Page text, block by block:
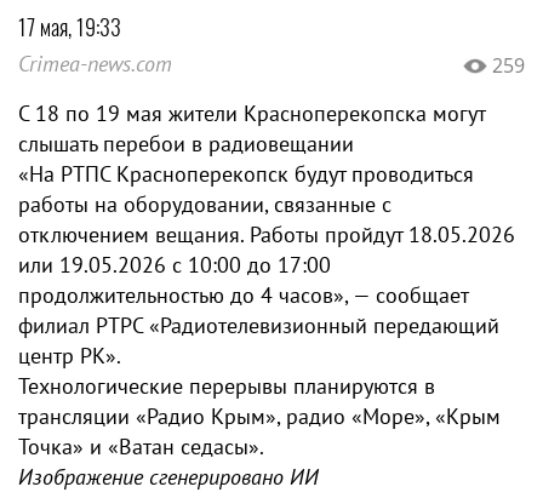
17 мая, 19:33
Crimea-news.com 259
С 18 по 19 мая жители Красноперекопска могут
слышать перебои в радиовещании
«На РТПС Красноперекопск будут проводиться
работы на оборудовании, связанные с
отключением вещания. Работы пройдут 18.05.2026
или 19.05.2026 с 10:00 до 17:00
продолжительностью до 4 часов», — сообщает
филиал РТРС «Радиотелевизионный передающий
центр РК».
Технологические перерывы планируются в
трансляции «Радио Крым», радио «Море», «Крым
Точка» и «Ватан седасы».
Изображение сгенерировано ИИ